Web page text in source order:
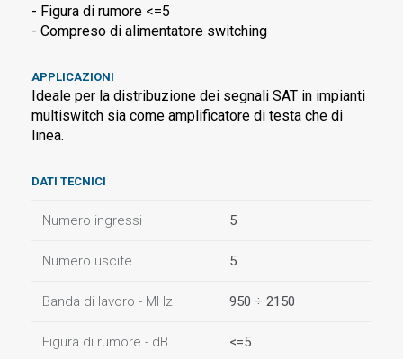
- Figura di rumore <=5
- Compreso di alimentatore switching
APPLICAZIONI
Ideale per la distribuzione dei segnali SAT in impianti
multiswitch sia come amplificatore di testa che di
linea.
DATI TECNICI
Numero ingressi 5
Numero uscite 5
Banda di lavoro - MHz 950 ÷ 2150
Figura di rumore - dB <=5